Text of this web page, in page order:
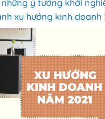
ý tưởng khởi
xu hướng kinh doanh